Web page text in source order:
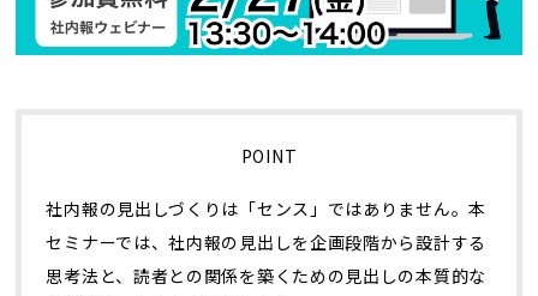
POINT
社内報の見出しづくりは「センス」ではありません。本
セミナーでは、社内報の見出しを企画段階から設計する
思考法と、読者との関係を築くための見出しの本質的な